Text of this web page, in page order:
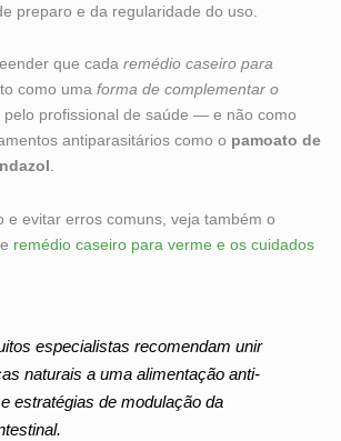
preparo e da regularidade do uso.
que cada remédio caseiro para
como uma forma de complementar o
pelo profissional de saúde — e não como
antiparasitários como o pamoato de
.
e evitar erros comuns, veja também o
remédio caseiro para verme e os cuidados
especialistas recomendam unir
naturais a uma alimentação anti-
estratégias de modulação da